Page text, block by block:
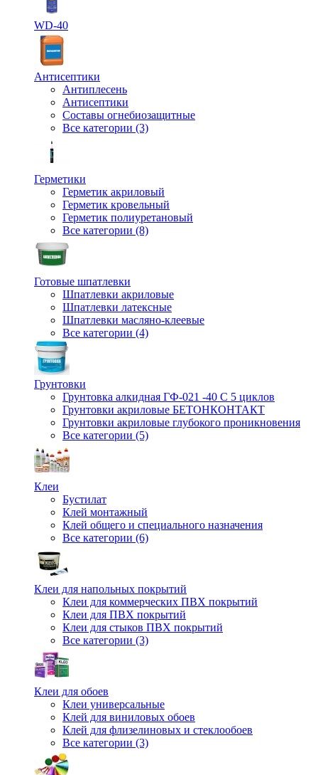
WD-40
Антисептики
Антиплесень
Антисептики
Составы огнебиозащитные
Все категории (3)
Герметики
Герметик акриловый
Герметик кровельный
Герметик полиуретановый
Все категории (8)
Готовые шпатлевки
Шпатлевки акриловые
Шпатлевки латексные
Шпатлевки масляно-клеевые
Все категории (4)
Грунтовки
Грунтовка алкидная ГФ-021 -40 С 5 циклов
Грунтовки акриловые БЕТОНКОНТАКТ
Грунтовки акриловые глубокого проникновения
Все категории (5)
Клеи
Бустилат
Клей монтажный
Клей общего и специального назначения
Все категории (6)
Клеи для напольных покрытий
Клеи для коммерческих ПВХ покрытий
Клеи для ПВХ покрытий
Клеи для стыков ПВХ покрытий
Все категории (3)
Клеи для обоев
Клеи универсальные
Клей для виниловых обоев
Клей для флизелиновых и стеклообоев
Все категории (3)